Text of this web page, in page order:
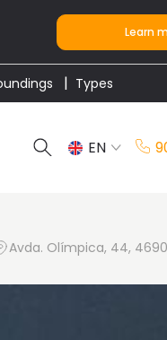
Learn
Types
EN
Avda. Olímpica, 44,